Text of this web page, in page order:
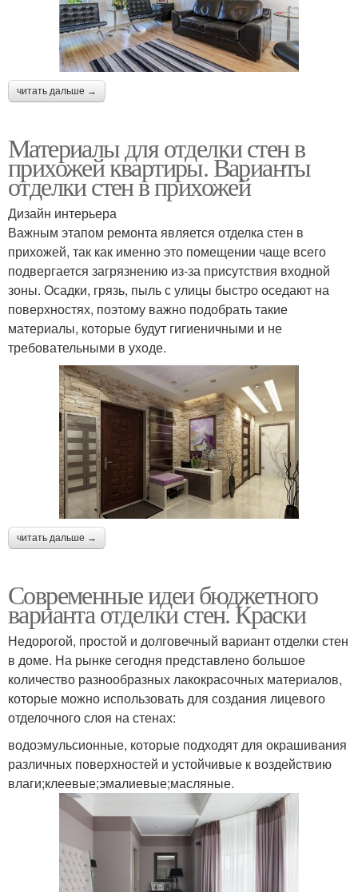
читать дальше →
Материалы для отделки стен в
прихожей квартиры. Варианты
отделки стен в прихожей
Дизайн интерьера
Важным этапом ремонта является отделка стен в
прихожей, так как именно это помещении чаще всего
подвергается загрязнению из-за присутствия входной
зоны. Осадки, грязь, пыль с улицы быстро оседают на
поверхностях, поэтому важно подобрать такие
материалы, которые будут гигиеничными и не
требовательными в уходе.
читать дальше →
Современные идеи бюджетного
варианта отделки стен. Краски
Недорогой, простой и долговечный вариант отделки стен
в доме. На рынке сегодня представлено большое
количество разнообразных лакокрасочных материалов,
которые можно использовать для создания лицевого
отделочного слоя на стенах:
водоэмульсионные, которые подходят для окрашивания
различных поверхностей и устойчивые к воздействию
влаги;клеевые;эмалиевые;масляные.